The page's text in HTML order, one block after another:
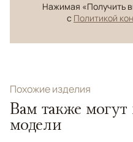
Нажимая «Получить
с Политикой
Похожие изделия
Вам также могут
модели